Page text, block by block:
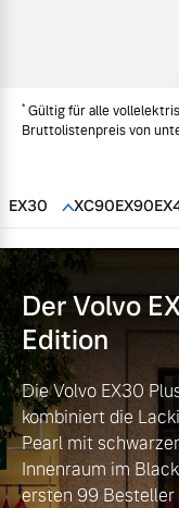
4 Modelle
Angebot
Aktuelle
Aktuelle
Service by
Karriere
* Gültig für alle
Bruttolistenpreis von
EX30 XC90EX90
Der Volvo
Edition
Die Volvo EX30
kombiniert die
Pearl mit
Innenraum im
ersten 99